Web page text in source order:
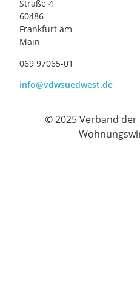
Straße 4
60486
Frankfurt am
Main
069 97065-01
info@vdwsuedwest.de
© 2025 Verband